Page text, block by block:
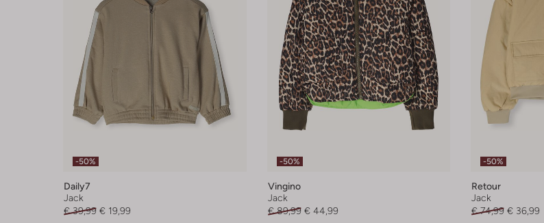
-50%
Daily7
Jack
€ 39,99 € 19,99
-50%
Vingino
Jack
€ 89,99 € 44,99
-50%
Retour
Jack
€ 74,99 € 36,99